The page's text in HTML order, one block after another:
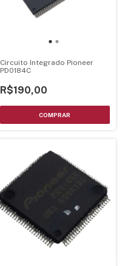
Circuito Integrado Pioneer
PD0184C
R$190,00